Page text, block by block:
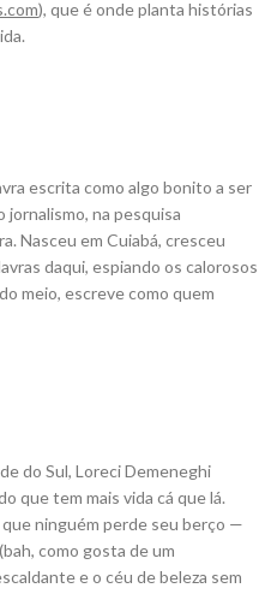
), que é onde planta histórias
escrita como algo bo­nito a ser
jornalismo, na pesquisa
Nasceu em Cuiabá, cresceu
da­qui, espiando os calorosos
meio, escreve como quem
do Sul, Loreci Deme­neghi
que tem mais vida cá que lá.
ninguém perde seu berço —
como gosta de um
e o céu de beleza sem